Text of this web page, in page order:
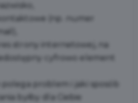
(np. numer
strony internetowej, na
cyfrowo element
polega problem i jaki sposób
byłby dla Ciebie